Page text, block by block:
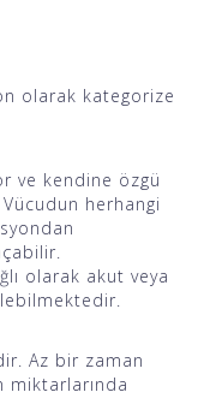
olarak kategorize
ve kendine özgü
herhangi
olarak akut veya
Az bir zaman
miktarlarında